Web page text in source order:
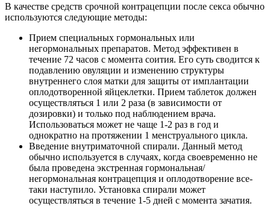
В качестве средств срочной контрацепции после секса обычно
используются следующие методы:
Прием специальных гормональных или
негормональных препаратов. Метод эффективен в
течение 72 часов с момента соития. Его суть сводится к
подавлению овуляции и изменению структуры
внутреннего слоя матки для защиты от имплантации
оплодотворенной яйцеклетки. Прием таблеток должен
осуществляться 1 или 2 раза (в зависимости от
дозировки) и только под наблюдением врача.
Использоваться может не чаще 1-2 раз в год и
однократно на протяжении 1 менструального цикла.
Введение внутриматочной спирали. Данный метод
обычно используется в случаях, когда своевременно не
была проведена экстренная гормональная/
негормональная контрацепция и оплодотворение все-
таки наступило. Установка спирали может
осуществляться в течение 1-5 дней с момента зачатия.